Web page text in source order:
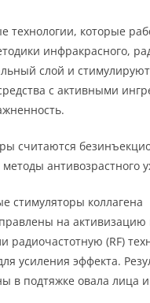
технологии, которые
инфракрасного,
слой и
с активными
считаются
антивозрастного
стимуляторы коллагена
на активизацию
радиочастотную (RF)
усиления эффекта.
в подтяжке овала лица